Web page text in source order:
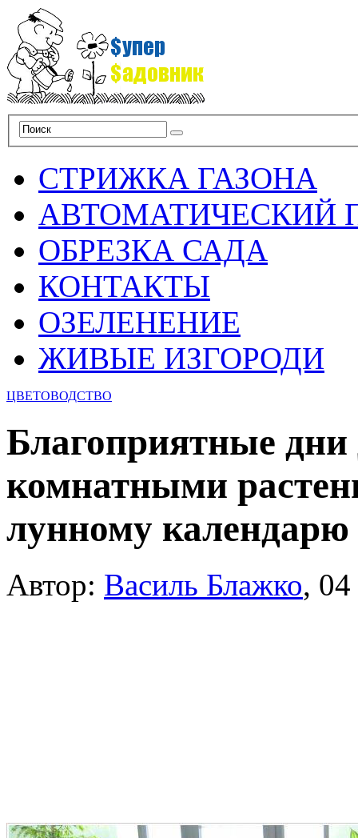
СТРИЖКА ГАЗОНА
АВТОМАТИЧЕСКИЙ
ОБРЕЗКА САДА
КОНТАКТЫ
ОЗЕЛЕНЕНИЕ
ЖИВЫЕ ИЗГОРОДИ
ЦВЕТОВОДСТВО
Благоприятные дни
комнатными
лунному календарю
Автор: Василь Блажко,